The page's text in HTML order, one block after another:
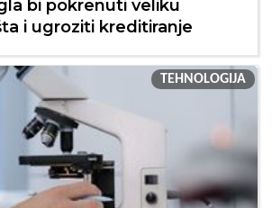
bi pokrenuti veliku
i ugroziti kreditiranje
TEHNOLOGIJA